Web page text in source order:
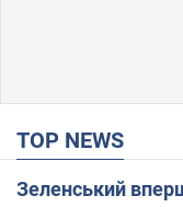
TOP NEWS
Зеленський